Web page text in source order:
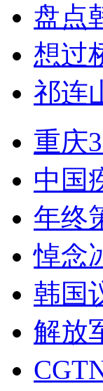
盘点
想过
祁连
重庆
中国
年终
悼念
韩国
解放